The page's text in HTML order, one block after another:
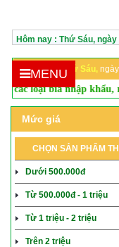
Hôm nay : Thứ Sáu, ngày
MENU
Hôm nay: Thứ Sáu, ngày
nhập khẩu, rượu
Mức giá
CHỌN SẢN PHẨM
Dưới 500.000đ
Từ 500.000đ - 1 triệu
Từ 1 triệu - 2 triệu
Trên 2 triệu